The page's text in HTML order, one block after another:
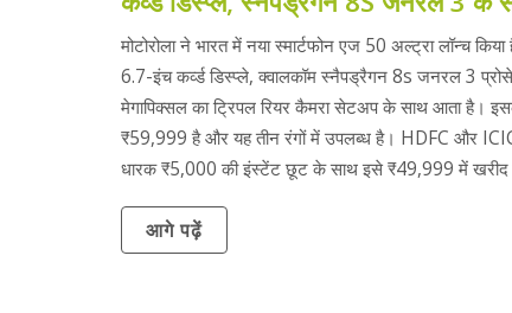
मोटोरोला ने भारत में नया स्मार्टफोन एज 50 अल्ट्रा लॉन्च
6.7-इंच कर्व्ड डिस्प्ले, क्वालकॉम स्नैपड्रैगन 8s जनरल 3
मेगापिक्सल का ट्रिपल रियर कैमरा सेटअप के साथ आता है।
₹59,999 है और यह तीन रंगों में उपलब्ध है। HDFC और
धारक ₹5,000 की इंस्टेंट छूट के साथ इसे ₹49,999 में
आगे पढ़ें